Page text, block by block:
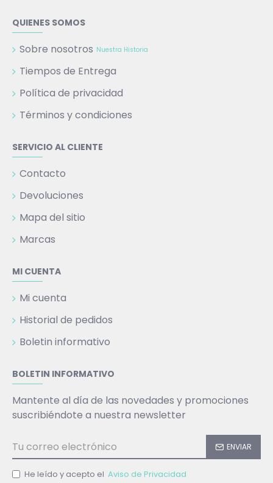
QUIENES SOMOS
Sobre nosotros Nuestra Historia
Tiempos de Entrega
Política de privacidad
Términos y condiciones
SERVICIO AL CLIENTE
Contacto
Devoluciones
Mapa del sitio
Marcas
MI CUENTA
Mi cuenta
Historial de pedidos
Boletin informativo
BOLETIN INFORMATIVO
Mantente al día de las novedades y promociones
suscribiéndote a nuestra newsletter
ENVIAR
He leído y acepto el Aviso de Privacidad